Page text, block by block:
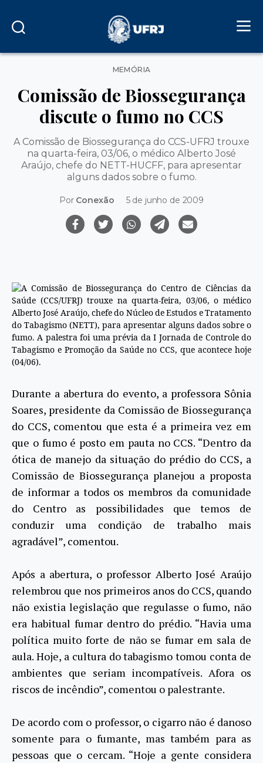
Categorias
MEMÓRIA
Comissão de Biossegurança
discute o fumo no CCS
A Comissão de Biossegurança do CCS-UFRJ trouxe
na quarta-feira, 03/06, o médico Alberto José
Araújo, chefe do NETT-HUCFF, para apresentar
alguns dados sobre o fumo.
Por Conexão 5 de junho de 2009
A Comissão de Biossegurança do Centro de Ciências da
Saúde (CCS/UFRJ) trouxe na quarta-feira, 03/06, o médico
Alberto José Araújo, chefe do Núcleo de Estudos e Tratamento
do Tabagismo (NETT), para apresentar alguns dados sobre o
fumo. A palestra foi uma prévia da I Jornada de Controle do
Tabagismo e Promoção da Saúde no CCS, que acontece hoje
(04/06).
Durante a abertura do evento, a professora Sônia
Soares, presidente da Comissão de Biossegurança
do CCS, comentou que esta é a primeira vez em
que o fumo é posto em pauta no CCS. “Dentro da
ótica de manejo da situação do prédio do CCS, a
Comissão de Biossegurança planejou a proposta
de informar a todos os membros da comunidade
do Centro as possibilidades que temos de
conduzir uma condição de trabalho mais
agradável”, comentou.
Após a abertura, o professor Alberto José Araújo
relembrou que nos primeiros anos do CCS, quando
não existia legislação que regulasse o fumo, não
era habitual fumar dentro do prédio. “Havia uma
política muito forte de não se fumar em sala de
aula. Hoje, a cultura do tabagismo tomou conta de
ambientes que seriam incompatíveis. Afora os
riscos de incêndio”, comentou o palestrante.
De acordo com o professor, o cigarro não é danoso
somente para o fumante, mas também para as
pessoas que o cercam. “Hoje a gente considera